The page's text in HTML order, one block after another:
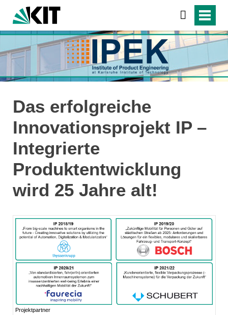
Das erfolgreiche
Innovationsprojekt IP –
Integrierte
Produktentwicklung
wird 25 Jahre alt!
Projektpartner